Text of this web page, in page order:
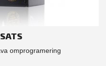
omprogramering